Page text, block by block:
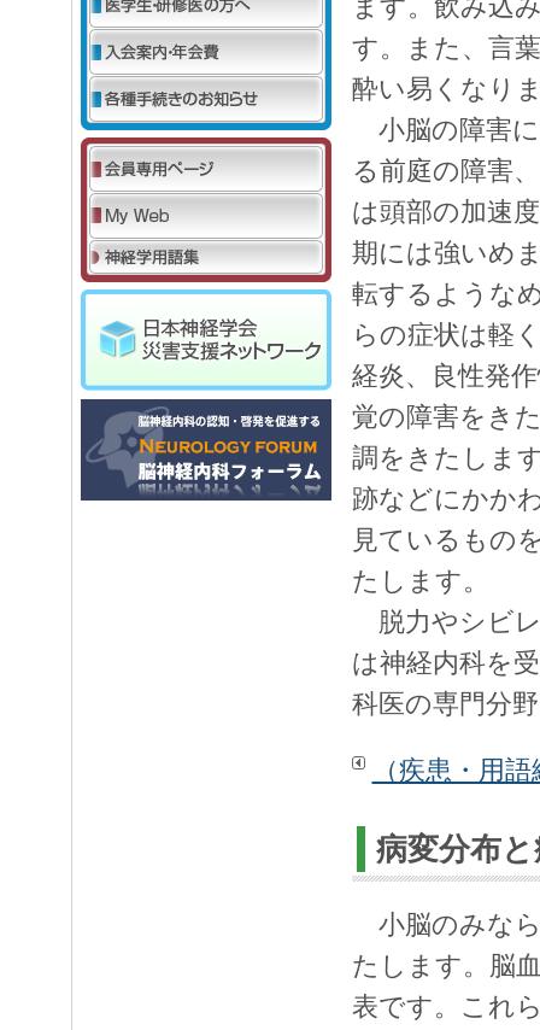
ます。飲み込
す。また、言
酔い易くなり
小脳の障害に
る前庭の障害
は頭部の加速
期には強いめ
転するような
らの症状は軽
経炎、良性発
覚の障害をき
調をきたしま
跡などにかか
見ているもの
たします。
脱力やシビ
は神経内科を
科医の専門分
（疾患・用
病変分布
小脳のみな
たします。脳
表です。これ